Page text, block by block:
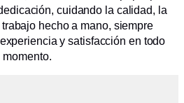
cuidando la calidad, la
hecho a mano, siempre
y satisfacción en todo
momento.